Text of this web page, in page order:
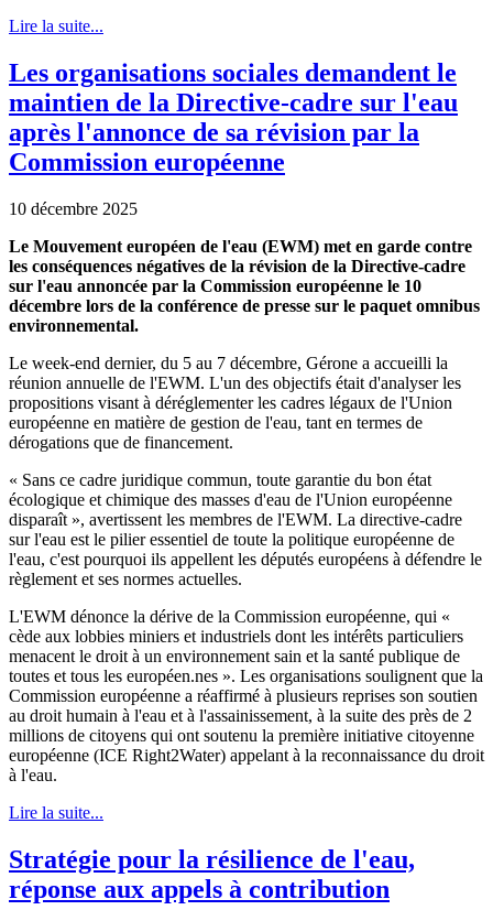
Lire la suite...
Les organisations sociales demandent le
maintien de la Directive-cadre sur l'eau
après l'annonce de sa révision par la
Commission européenne
10 décembre 2025
Le Mouvement européen de l'eau (EWM) met en garde contre
les conséquences négatives de la révision de la Directive-cadre
sur l'eau annoncée par la Commission européenne le 10
décembre lors de la conférence de presse sur le paquet omnibus
environnemental.
Le week-end dernier, du 5 au 7 décembre, Gérone a accueilli la
réunion annuelle de l'EWM. L'un des objectifs était d'analyser les
propositions visant à déréglementer les cadres légaux de l'Union
européenne en matière de gestion de l'eau, tant en termes de
dérogations que de financement.
« Sans ce cadre juridique commun, toute garantie du bon état
écologique et chimique des masses d'eau de l'Union européenne
disparaît », avertissent les membres de l'EWM. La directive-cadre
sur l'eau est le pilier essentiel de toute la politique européenne de
l'eau, c'est pourquoi ils appellent les députés européens à défendre le
règlement et ses normes actuelles.
L'EWM dénonce la dérive de la Commission européenne, qui «
cède aux lobbies miniers et industriels dont les intérêts particuliers
menacent le droit à un environnement sain et la santé publique de
toutes et tous les européen.nes ». Les organisations soulignent que la
Commission européenne a réaffirmé à plusieurs reprises son soutien
au droit humain à l'eau et à l'assainissement, à la suite des près de 2
millions de citoyens qui ont soutenu la première initiative citoyenne
européenne (ICE Right2Water) appelant à la reconnaissance du droit
à l'eau.
Lire la suite...
Stratégie pour la résilience de l'eau,
réponse aux appels à contribution